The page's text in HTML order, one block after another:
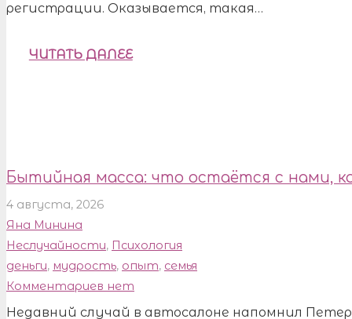
регистрации. Оказывается, такая…
ЧИТАТЬ ДАЛЕЕ
Бытийная масса: что остаётся с нами,
4 августа, 2026
Яна Минина
Неслучайности, Психология
деньги, мудрость, опыт, семья
Комментариев нет
Недавний случай в автосалоне напомнил